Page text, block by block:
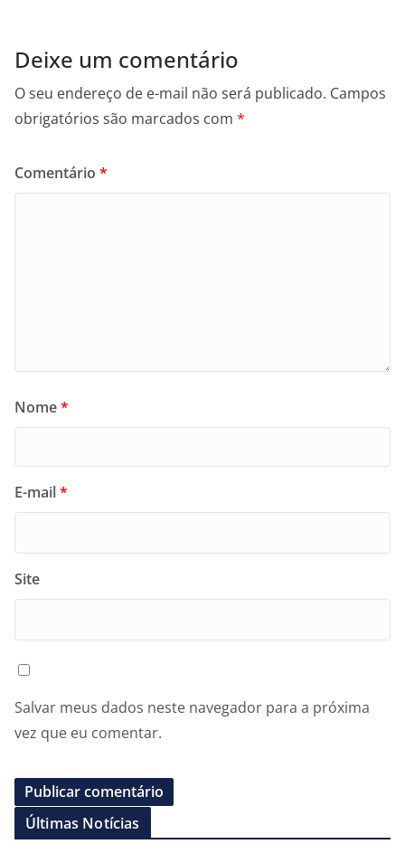
Deixe um comentário
O seu endereço de e-mail não será publicado. Campos
obrigatórios são marcados com *
Comentário *
Nome*
E-mail*
Site
Salvar meus dados neste navegador para a próxima
vez que eu comentar.
Últimas Notícias